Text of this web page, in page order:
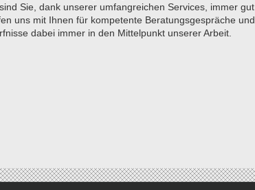
Sie, dank unserer umfangreichen Services, immer gut
uns mit Ihnen für kompetente Beratungsgespräche und
dabei immer in den Mittelpunkt unserer Arbeit.